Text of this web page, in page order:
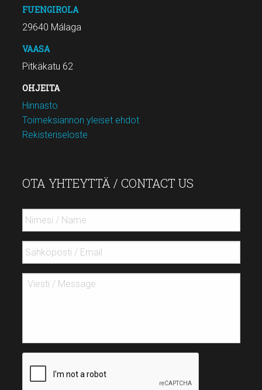
FUENGIROLA
29640 Málaga
VAASA
Pitkäkatu 62
OHJEITA
Hinnasto
Toimeksiannon yleiset ehdot
Rekisteriseloste
OTA YHTEYTTÄ / CONTACT US